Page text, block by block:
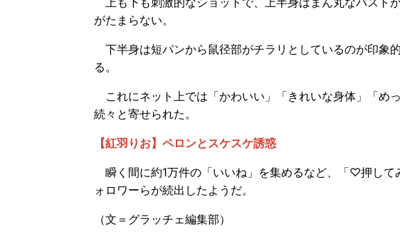
がたまらない。
下半身は短パンから鼠径部がチラリとしているのが印象
る。
これにネット上では「かわいい」「きれいな身体」「め
続々と寄せられた。
【紅羽りお】ペロンとスケスケ誘惑
瞬く間に約1万件の「いいね」を集めるなど、「♡押して
ォロワーらが続出したようだ。
（文＝グラッチェ編集部）